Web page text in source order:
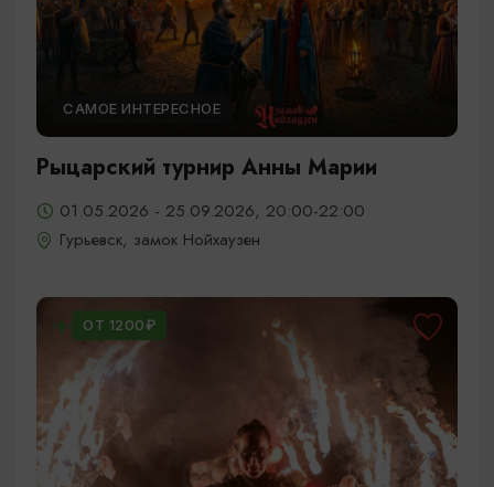
САМОЕ ИНТЕРЕСНОЕ
Рыцарский турнир Анны Марии
01.05.2026 - 25.09.2026, 20:00-22:00
Гурьевск, замок Нойхаузен
ОТ 1200₽